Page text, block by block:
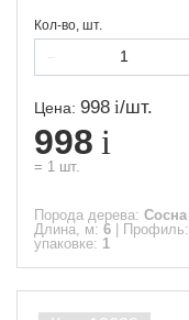
Кол-во, шт.
Цена: 998 /шт.
998
= 1 шт.
Порода дерева: Сосна
Длина, м: 6 Профиль:
упаковке: 1